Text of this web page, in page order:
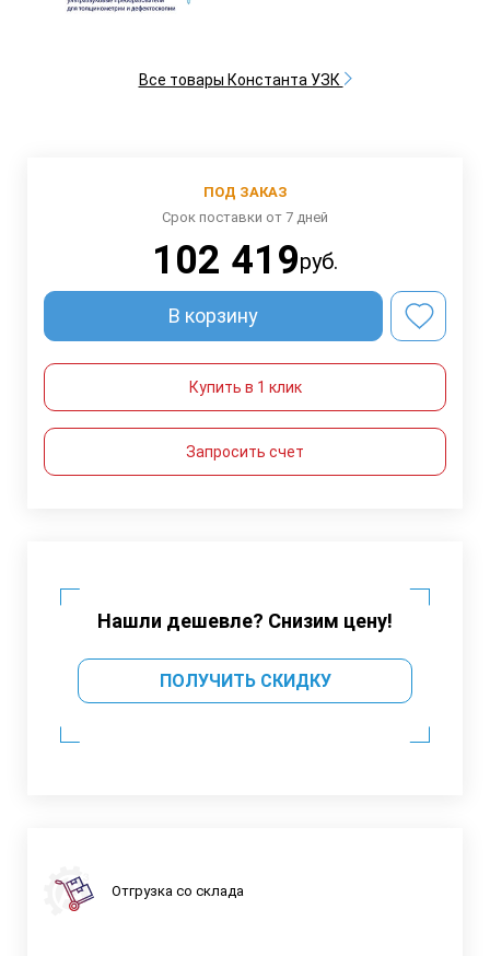
Все товары Константа УЗК
ПОД ЗАКАЗ
Срок поставки от 7 дней
102 419руб.
В корзину
Купить в 1 клик
Запросить счет
Нашли дешевле? Снизим цену!
ПОЛУЧИТЬ СКИДКУ
Отгрузка со склада